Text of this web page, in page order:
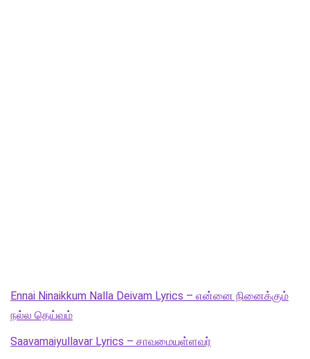
Ennai Ninaikkum Nalla Deivam Lyrics – என்னை நினைக்கும்
நல்ல தெய்வம்
Saavamaiyullavar Lyrics – சாவமையுள்ளவர்